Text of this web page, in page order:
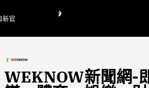
新官
翁曉玲喊刪陸委會1295萬媒宣費惹議 梁
WEKNOW新聞網-